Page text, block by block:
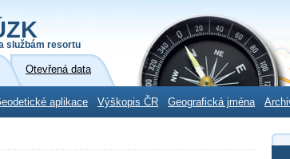
službám resortu
Otevřená data
aplikace Výškopis ČR Geografická jména